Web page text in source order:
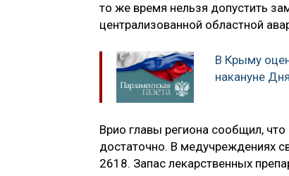
то же время нельзя допустить
централизованной областной
В Крыму
накануне
Врио главы региона сообщил,
достаточно. В медучреждениях
2618. Запас лекарственных